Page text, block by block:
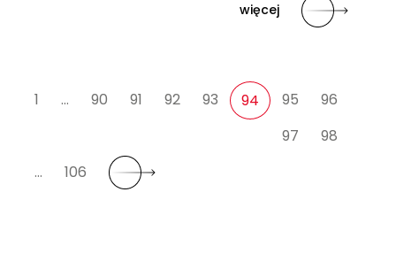
więcej
1 … 90 91 92 93 94 95
96
97
98
…
106